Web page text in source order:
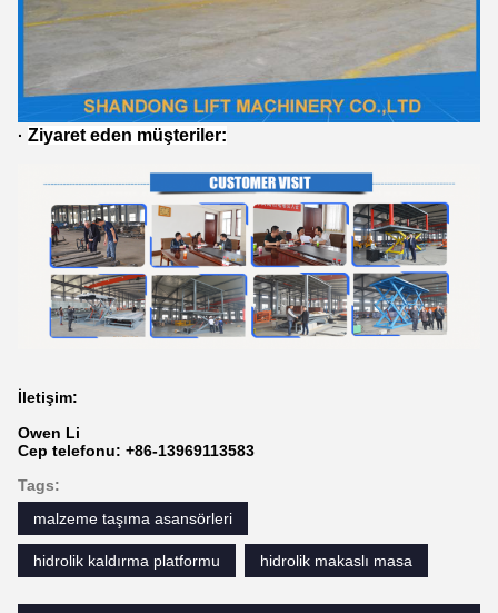
· Ziyaret eden müşteriler:
İletişim:
Owen Li
Cep telefonu: +86-13969113583
Tags:
malzeme taşıma asansörleri
hidrolik kaldırma platformu hidrolik makaslı masa